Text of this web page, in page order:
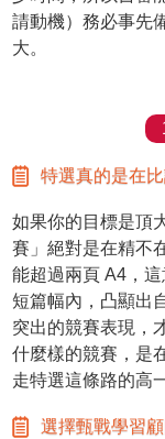
請動機）務必事先
大。
特選真的是在
如果你的目標是頂
賽」絕對是在精不
能超過兩頁 A4，
短篇幅內，凸顯出
突出的競賽表現，
什麼樣的競賽，是
走特選這條路的高
選擇甄戰學習